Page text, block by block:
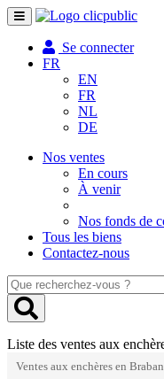
Toggle
navigation
Se connecter
FR
EN
FR
NL
DE
Nos ventes
En cours
À venir
Nos fonds de
Tous les biens
Contactez-nous
Que
recherchez-
vous
Liste des ventes aux
Ventes aux enchères en